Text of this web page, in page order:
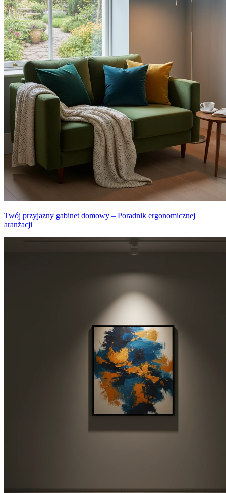
Twój przyjazny gabinet domowy – Poradnik ergonomicznej
aranżacji